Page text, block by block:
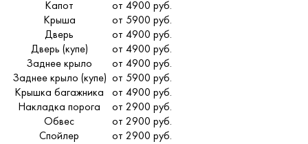
Капот
от 4900 руб.
Крыша
от 5900 руб.
Дверь
от 4900 руб.
Дверь (купе)
от 4900 руб.
Заднее крыло
от 4900 руб.
Заднее крыло (купе) от 5900 руб.
Крышка багажника
от 4900 руб.
Накладка порога
от 2900 руб.
Обвес
от 2900 руб.
Спойлер
от 2900 руб.